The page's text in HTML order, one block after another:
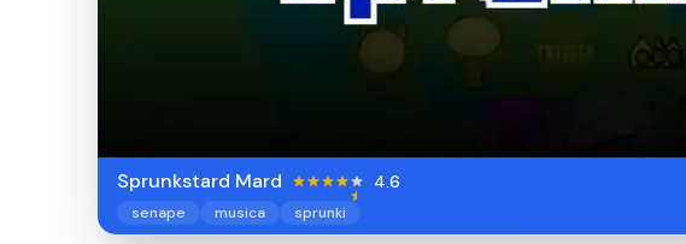
Sprunkstard Mard 4.6
senape musica sprunki